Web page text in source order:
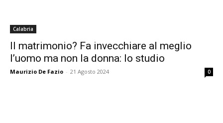
Calabria
Il matrimonio? Fa invecchiare al meglio
l’uomo ma non la donna: lo studio
Maurizio De Fazio - 21 Agosto 2024 0